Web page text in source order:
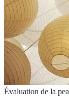
Évaluation de la